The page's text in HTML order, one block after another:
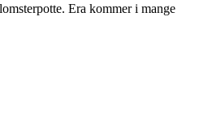
Era kommer i mange